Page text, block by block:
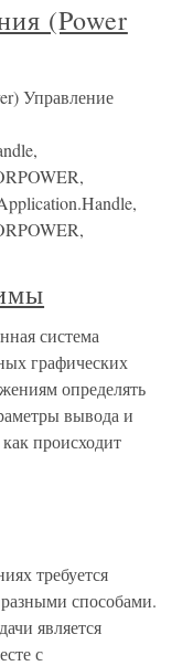
(Power
Управление
система
графических
определять
вывода и
происходит
требуется
способами.
является
с